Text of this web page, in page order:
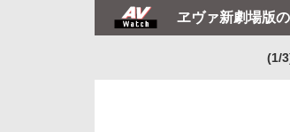
ヱヴァ新劇場版
(1/